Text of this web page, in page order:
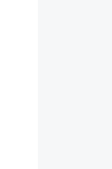
Для готовых
SF4: Сведения